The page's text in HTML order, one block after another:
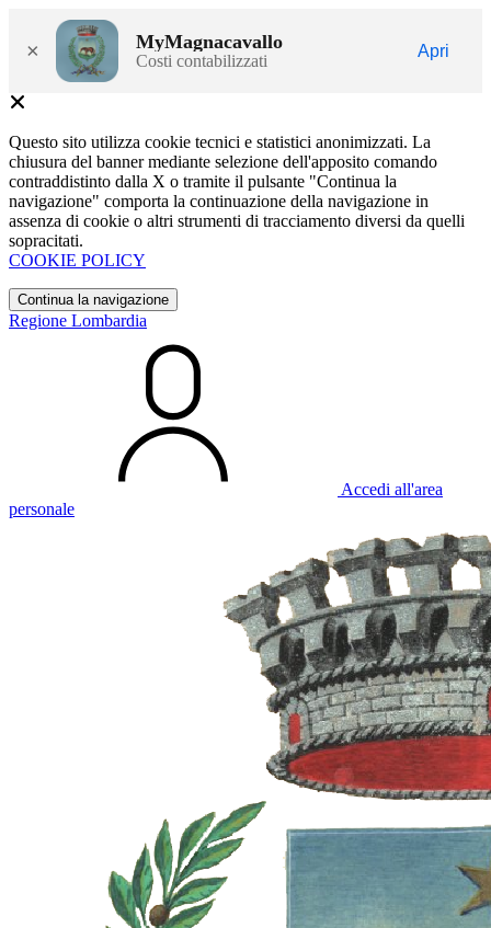
× MyMagnacavallo
Costi contabilizzati
Apri
Questo sito utilizza cookie tecnici e statistici anonimizzati. La
chiusura del banner mediante selezione dell'apposito comando
contraddistinto dalla X o tramite il pulsante "Continua la
navigazione" comporta la continuazione della navigazione in
assenza di cookie o altri strumenti di tracciamento diversi da quelli
sopracitati.
COOKIE POLICY
Continua la navigazione
Regione Lombardia
Accedi all'area
personale